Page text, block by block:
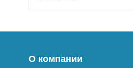
О компании